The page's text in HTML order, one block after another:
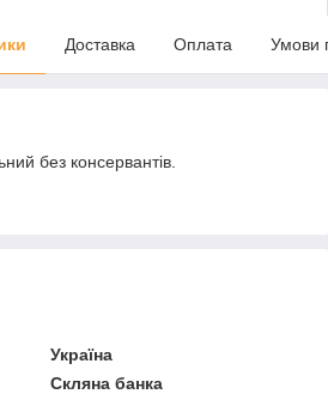
Доставка Оплата Умови
без консервантів.
Україна
Скляна банка